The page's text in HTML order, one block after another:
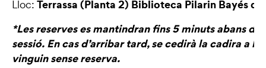
Lloc: Terrassa (Planta 2) Biblioteca Pilarin Bayés
*Les reserves es mantindran fins 5 minuts abans de
sessió. En cas d’arribar tard, se cedirà la cadira a
vinguin sense reserva.